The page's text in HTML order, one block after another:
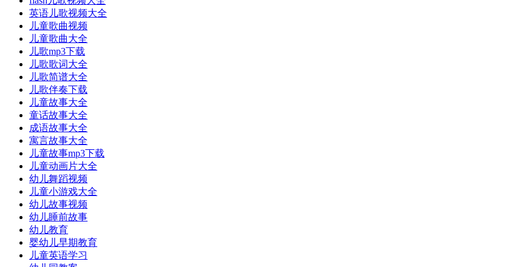
英语儿歌视频大全
儿童歌曲视频
儿童歌曲大全
儿歌mp3下载
儿歌歌词大全
儿歌简谱大全
儿歌伴奏下载
儿童故事大全
童话故事大全
成语故事大全
寓言故事大全
儿童故事mp3下载
儿童动画片大全
幼儿舞蹈视频
儿童小游戏大全
幼儿故事视频
幼儿睡前故事
幼儿教育
婴幼儿早期教育
儿童英语学习